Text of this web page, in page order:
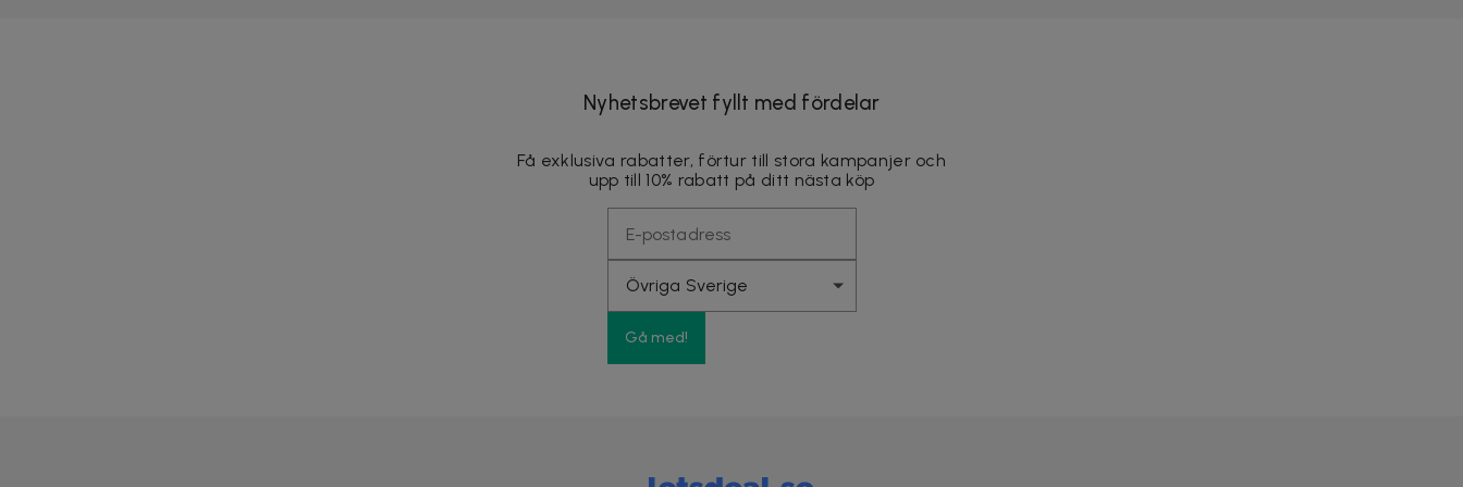
Nyhetsbrevet fyllt med fördelar
Få exklusiva rabatter, förtur till stora kampanjer och
upp till 10% rabatt på ditt nästa köp
Gå med!